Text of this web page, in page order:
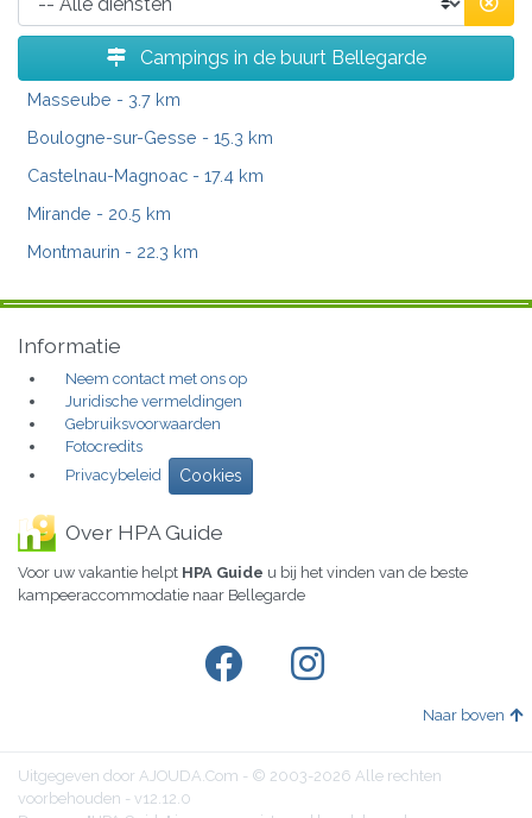
Campings in de buurt Bellegarde
Masseube - 3.7 km
Boulogne-sur-Gesse - 15.3 km
Castelnau-Magnoac - 17.4 km
Mirande - 20.5 km
Montmaurin - 22.3 km
Informatie
Neem contact met ons op
Juridische vermeldingen
Gebruiksvoorwaarden
Fotocredits
Privacybeleid
Cookies
Over HPA Guide
Voor uw vakantie helpt HPA Guide u bij het vinden van de beste
kampeeraccommodatie naar Bellegarde
Naar boven
Uitgegeven door AJOUDA.Com - © 2003-2026 Alle rechten
voorbehouden - v12.12.0